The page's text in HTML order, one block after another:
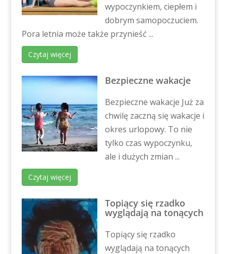
wypoczynkiem, ciepłem i
dobrym samopoczuciem.
Pora letnia może także przynieść ...
Czytaj więcej
Bezpieczne wakacje
Bezpieczne wakacje Już za
chwilę zaczną się wakacje i
okres urlopowy. To nie
tylko czas wypoczynku,
ale i dużych zmian ...
Czytaj więcej
Topiący się rzadko
wyglądają na tonących
Topiący się rzadko
wyglądają na tonących